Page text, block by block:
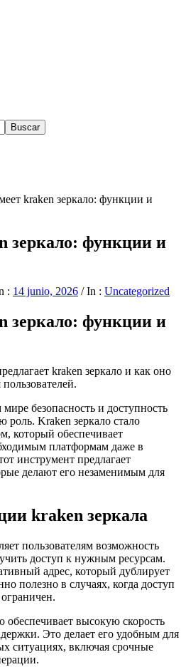
Buscar
kraken зеркало: функции и
зеркало: функции и
: 14 junio, 2026 /In : Uncategorized
зеркало: функции и
kraken зеркало и как оно
безопасность и доступность
роль. Kraken зеркало стало
который обеспечивает
платформам даже в
инструмент предлагает
делают его незаменимым для
kraken зеркала
пользователям возможность
доступ к нужным ресурсам.
адрес, который дублирует
полезно в случаях, когда доступ
обеспечивает высокую скорость
Это делает его удобным для
ситуациях, включая срочные